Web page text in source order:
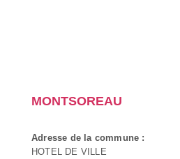
MONTSOREAU
Adresse de la commune :
HOTEL DE VILLE